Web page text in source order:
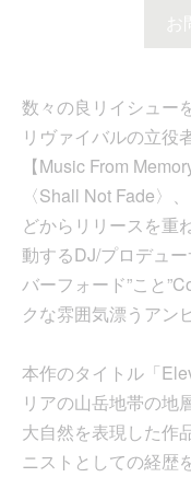
数々の良リイシュー
リヴァイバルの立役
【Music From
〈Shall Not Fade〉
どからリリースを重
動するDJ/プロデュ
バーフォード”こと
クな雰囲気漂うアン
本作のタイトル「
リアの山岳地帯の地
大自然を表現した作
ニストとしての経歴